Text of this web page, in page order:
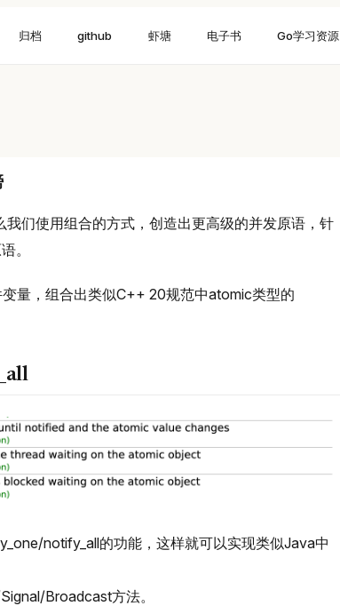
归档 github 虾塘 电子书 Go学习资源
们使用组合的方式，创造出更高级的并发原语，针
。
量，组合出类似C++ 20规范中atomic类型的
notify_all的功能，这样就可以实现类似Java中
Broadcast方法。